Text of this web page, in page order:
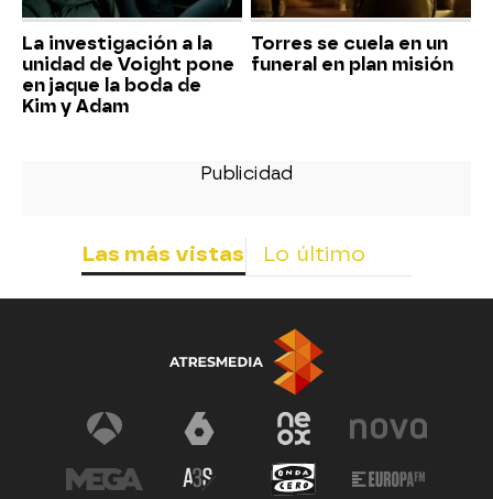
La investigación a la
unidad de Voight pone
en jaque la boda de
Kim y Adam
Torres se cuela en un
funeral en plan misión
Las más vistas Lo último